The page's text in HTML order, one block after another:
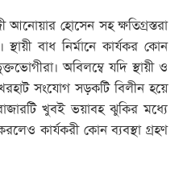
আনোয়ার হোসেন সহ ক্ষতিগ্রস্তরা
বাধ নির্মানে কার্যকর কোন
অবিলম্বে যদি স্থায়ী ও
সংযোগ সড়কটি বিলীন হয়ে
খুবই ভয়াবহ ঝুকির মধ্যে
কার্যকরী কোন ব্যবস্থা গ্রহণ